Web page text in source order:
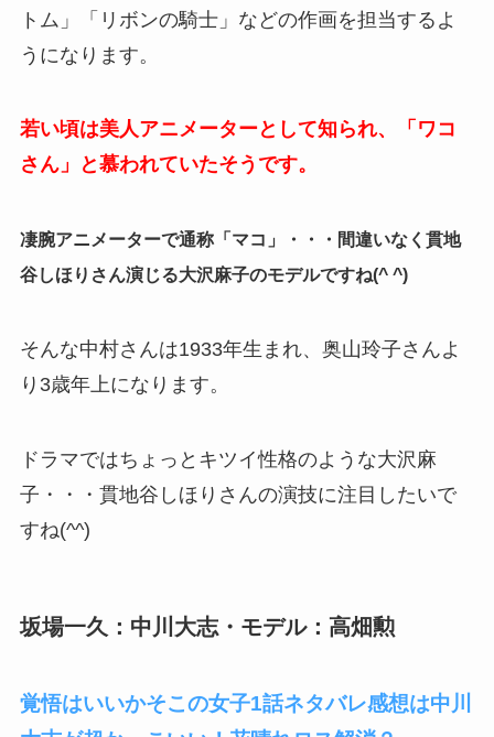
トム」「リボンの騎士」などの作画を担当するよ
うになります。
若い頃は美人アニメーターとして知られ、「ワコ
さん」と慕われていたそうです。
凄腕アニメーターで通称「マコ」・・・間違いなく貫地
谷しほりさん演じる大沢麻子のモデルですね(^ ^)
そんな中村さんは1933年生まれ、奥山玲子さんよ
り3歳年上になります。
ドラマではちょっとキツイ性格のような大沢麻
子・・・貫地谷しほりさんの演技に注目したいで
すね(^^)
坂場一久：中川大志・モデル：高畑勲
覚悟はいいかそこの女子1話ネタバレ感想は中川